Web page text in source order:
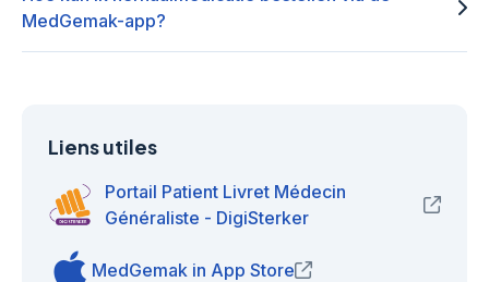
MedGemak-app?
Liens utiles
Portail Patient Livret Médecin
Généraliste - DigiSterker
MedGemak in App Store (opens in new window)